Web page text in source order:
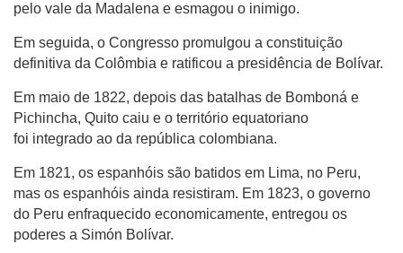
pelo vale da Madalena e esmagou o inimigo.
Em seguida, o Congresso promulgou a constituição
definitiva da Colômbia e ratificou a presidência de Bolívar.
Em maio de 1822, depois das batalhas de Bomboná e
Pichincha, Quito caiu e o território equatoriano
foi integrado ao da república colombiana.
Em 1821, os espanhóis são batidos em Lima, no Peru,
mas os espanhóis ainda resistiram. Em 1823, o governo
do Peru enfraquecido economicamente, entregou os
poderes a Simón Bolívar.